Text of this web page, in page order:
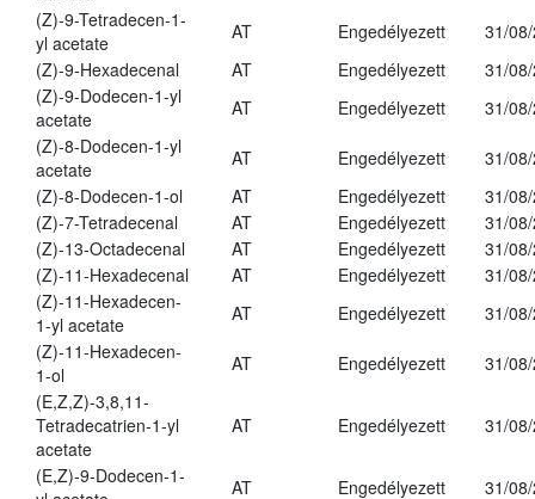
(Z)-9-Tetradecen-1-
yl acetate
AT Engedélyezett
31/
(Z)-9-Hexadecenal
AT Engedélyezett
31/
(Z)-9-Dodecen-1-yl
acetate
AT Engedélyezett
31/
(Z)-8-Dodecen-1-yl
acetate
AT Engedélyezett
31/
(Z)-8-Dodecen-1-ol
AT Engedélyezett
31/
(Z)-7-Tetradecenal
AT Engedélyezett
31/
(Z)-13-Octadecenal
AT Engedélyezett
31/
(Z)-11-Hexadecenal
AT Engedélyezett
31/
(Z)-11-Hexadecen-
1-yl acetate
AT Engedélyezett
31/
(Z)-11-Hexadecen-
1-ol
AT Engedélyezett
31/
(E,Z,Z)-3,8,11-
Tetradecatrien-1-yl
acetate
AT Engedélyezett 31/
(E,Z)-9-Dodecen-1-
AT Engedélyezett
31/